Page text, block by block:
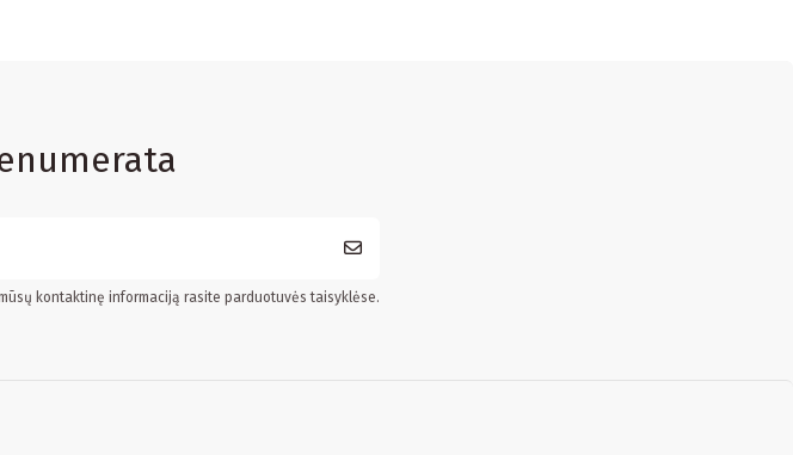
kontaktinę informaciją rasite parduotuvės taisyklėse.